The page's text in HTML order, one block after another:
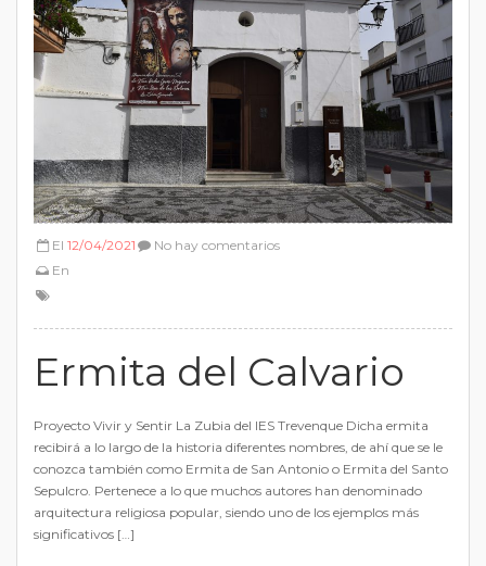
El 12/04/2021
En
No hay comentarios
Ermita del Calvario
Proyecto Vivir y Sentir La Zubia del IES Trevenque Dicha ermita
recibirá a lo largo de la historia diferentes nombres, de ahí que se le
conozca también como Ermita de San Antonio o Ermita del Santo
Sepulcro. Pertenece a lo que muchos autores han denominado
arquitectura religiosa popular, siendo uno de los ejemplos más
significativos […]